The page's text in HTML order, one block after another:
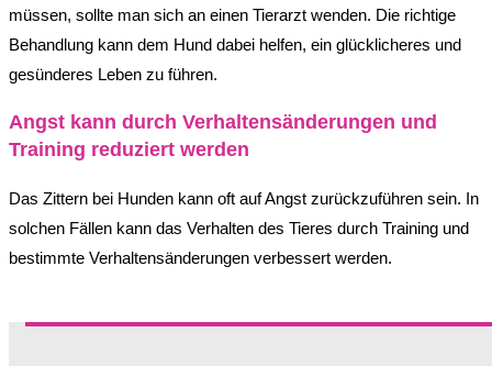
müssen, sollte man sich an einen Tierarzt wenden. Die richtige
Behandlung kann dem Hund dabei helfen, ein glücklicheres und
gesünderes Leben zu führen.
Angst kann durch Verhaltensänderungen und
Training reduziert werden
Das Zittern bei Hunden kann oft auf Angst zurückzuführen sein. In
solchen Fällen kann das Verhalten des Tieres durch Training und
bestimmte Verhaltensänderungen verbessert werden.